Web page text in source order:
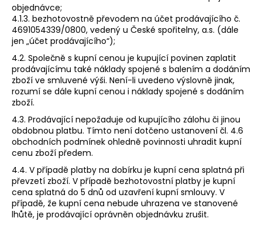
objednávce;
4.1.3. bezhotovostně převodem na účet prodávajícího č.
4691054339/0800, vedený u České spořitelny, a.s. (dále
jen „účet prodávajícího“);
4.2. Společně s kupní cenou je kupující povinen zaplatit
prodávajícímu také náklady spojené s balením a dodáním
zboží ve smluvené výši. Není-li uvedeno výslovně jinak,
rozumí se dále kupní cenou i náklady spojené s dodáním
zboží.
4.3. Prodávající nepožaduje od kupujícího zálohu či jinou
obdobnou platbu. Tímto není dotčeno ustanovení čl. 4.6
obchodních podmínek ohledně povinnosti uhradit kupní
cenu zboží předem.
4.4. V případě platby na dobírku je kupní cena splatná při
převzetí zboží. V případě bezhotovostní platby je kupní
cena splatná do 5 dnů od uzavření kupní smlouvy. V
případě, že kupní cena nebude uhrazena ve stanovené
lhůtě, je prodávající oprávněn objednávku zrušit.